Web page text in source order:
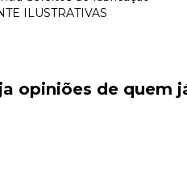
ILUSTRATIVAS
opiniões de quem